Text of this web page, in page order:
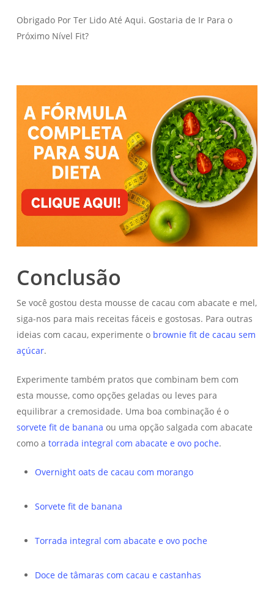
Obrigado Por Ter Lido Até Aqui. Gostaria de Ir Para o
Próximo Nível Fit?
Conclusão
Se você gostou desta mousse de cacau com abacate e mel,
siga-nos para mais receitas fáceis e gostosas. Para outras
ideias com cacau, experimente o brownie fit de cacau sem
açúcar.
Experimente também pratos que combinam bem com
esta mousse, como opções geladas ou leves para
equilibrar a cremosidade. Uma boa combinação é o
sorvete fit de banana ou uma opção salgada com abacate
como a torrada integral com abacate e ovo poche.
Overnight oats de cacau com morango
Sorvete fit de banana
Torrada integral com abacate e ovo poche
Doce de tâmaras com cacau e castanhas